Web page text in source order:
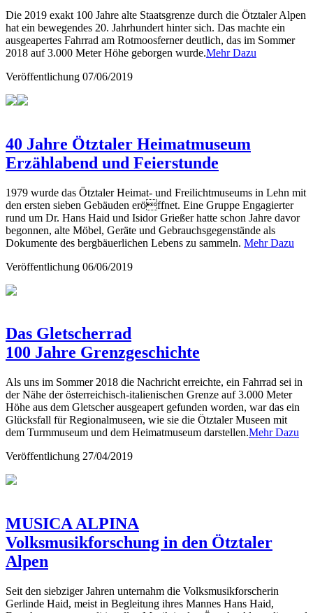
Die 2019 exakt 100 Jahre alte Staatsgrenze durch die Ötztaler Alpen
hat ein bewegendes 20. Jahrhundert hinter sich. Das machte ein
ausgeapertes Fahrrad am Rotmoosferner deutlich, das im Sommer
2018 auf 3.000 Meter Höhe geborgen wurde.Mehr Dazu
Veröffentlichung 07/06/2019
40 Jahre Ötztaler Heimatmuseum
Erzählabend und Feierstunde
1979 wurde das Ötztaler Heimat- und Freilichtmuseums in Lehn mit
den ersten sieben Gebäuden eröffnet. Eine Gruppe Engagierter
rund um Dr. Hans Haid und Isidor Grießer hatte schon Jahre davor
begonnen, alte Möbel, Geräte und Gebrauchsgegenstände als
Dokumente des bergbäuerlichen Lebens zu sammeln. Mehr Dazu
Veröffentlichung 06/06/2019
Das Gletscherrad
100 Jahre Grenzgeschichte
Als uns im Sommer 2018 die Nachricht erreichte, ein Fahrrad sei in
der Nähe der österreichisch-italienischen Grenze auf 3.000 Meter
Höhe aus dem Gletscher ausgeapert gefunden worden, war das ein
Glücksfall für Regionalmuseen, wie sie die Ötztaler Museen mit
dem Turmmuseum und dem Heimatmuseum darstellen.Mehr Dazu
Veröffentlichung 27/04/2019
MUSICA ALPINA
Volksmusikforschung in den Ötztaler
Alpen
Seit den siebziger Jahren unternahm die Volksmusikforscherin
Gerlinde Haid, meist in Begleitung ihres Mannes Hans Haid,